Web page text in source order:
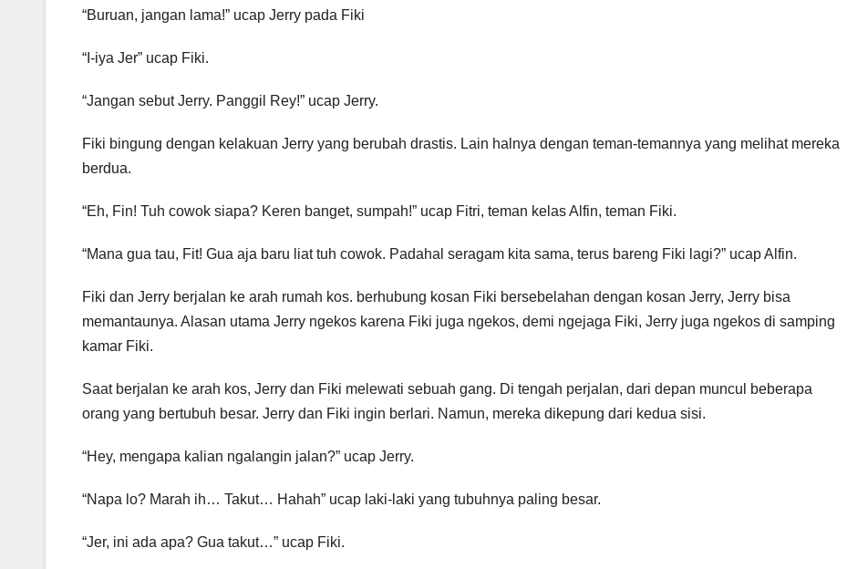
“Buruan, jangan lama!” ucap Jerry pada Fiki
“I-iya Jer” ucap Fiki.
“Jangan sebut Jerry. Panggil Rey!” ucap Jerry.
Fiki bingung dengan kelakuan Jerry yang berubah drastis. Lain halnya dengan teman-temannya yang melihat mereka
berdua.
“Eh, Fin! Tuh cowok siapa? Keren banget, sumpah!” ucap Fitri, teman kelas Alfin, teman Fiki.
“Mana gua tau, Fit! Gua aja baru liat tuh cowok. Padahal seragam kita sama, terus bareng Fiki lagi?” ucap Alfin.
Fiki dan Jerry berjalan ke arah rumah kos. berhubung kosan Fiki bersebelahan dengan kosan Jerry, Jerry bisa
memantaunya. Alasan utama Jerry ngekos karena Fiki juga ngekos, demi ngejaga Fiki, Jerry juga ngekos di samping
kamar Fiki.
Saat berjalan ke arah kos, Jerry dan Fiki melewati sebuah gang. Di tengah perjalan, dari depan muncul beberapa
orang yang bertubuh besar. Jerry dan Fiki ingin berlari. Namun, mereka dikepung dari kedua sisi.
“Hey, mengapa kalian ngalangin jalan?” ucap Jerry.
“Napa lo? Marah ih… Takut… Hahah” ucap laki-laki yang tubuhnya paling besar.
“Jer, ini ada apa? Gua takut…” ucap Fiki.